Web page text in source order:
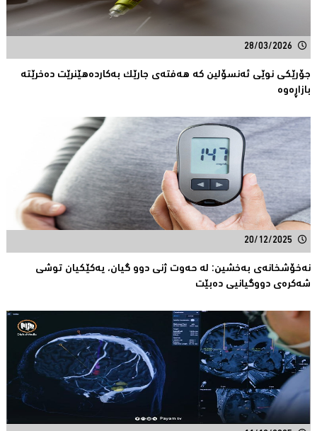
28/03/2026
جۆرێكی نوێی ئەنسۆلین کە هەفتەى جارێک بەکاردەهێنرێت دەخرێتە
بازاڕەوە
20/12/2025
نه‌خۆشخانه‌ی به‌خشین: له‌ حه‌وت ژنی دوو گیان، یه‌كێكیان توشی
شه‌كره‌ی دووگیانیی ده‌بێت